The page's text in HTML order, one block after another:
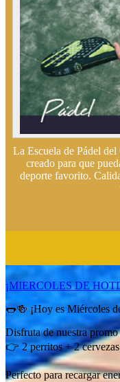
La Escuela de Pádel
creado para que
deporte favorito.
¡MIERCOLES DE
🌭🍻 ¡Hoy es Miércoles
Disfruta de nuestra promo
👉 2 perritos + 2
Perfecto para recargar